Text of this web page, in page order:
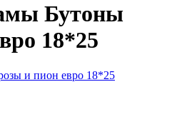
Бутоны
18*25